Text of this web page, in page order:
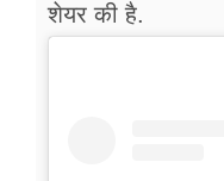
शेयर की है.